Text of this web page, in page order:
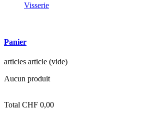
Visserie
Panier
articles article (vide)
Aucun produit
Total CHF 0,00